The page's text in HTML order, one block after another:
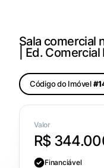
Sala comercial
| Ed.
Código do Imóvel
Valor
R$
Financiável